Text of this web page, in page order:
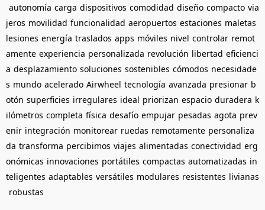
autonomía carga dispositivos comodidad diseño compacto via
jeros movilidad funcionalidad aeropuertos estaciones maletas
lesiones energía traslados apps móviles nivel controlar remot
amente experiencia personalizada revolución libertad eficienci
a desplazamiento soluciones sostenibles cómodos necesidade
s mundo acelerado Airwheel tecnología avanzada presionar b
otón superficies irregulares ideal priorizan espacio duradera k
ilómetros completa física desafío empujar pesadas agota prev
enir integración monitorear ruedas remotamente personaliza
da transforma percibimos viajes alimentadas conectividad erg
onómicas innovaciones portátiles compactas automatizadas in
teligentes adaptables versátiles modulares resistentes livianas
robustas